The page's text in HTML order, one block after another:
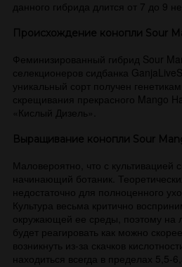
данного гибрида длится от 7 до 9
Происхождение конопли Sour
Феминизированный гибрид Sour
селекционеров сидбанка
уникальный сорт получен
скрещивания прекрасного Mango
«Кислый Дизель».
Выращивание конопли Sour
Маловероятно, что с культивацией
начинающий ботаник.
недостаточно для полноценного
Культура весьма критично
окружающей ее среды, поэтому на
будет реагировать как можно
возникнуть из-за скачков
находиться всегда в пределах 5,5-